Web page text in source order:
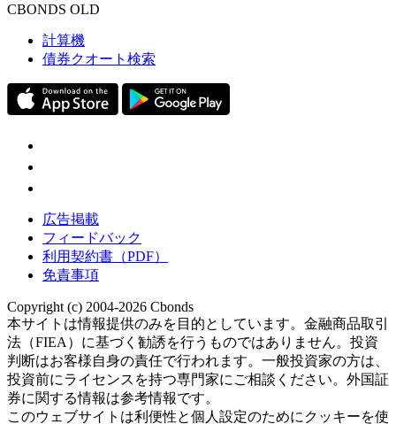
CBONDS OLD
計算機
債券クオート検索
広告掲載
フィードバック
利用契約書（PDF）
免責事項
Copyright (c) 2004-2026 Cbonds
本サイトは情報提供のみを目的としています。金融商品取引
法（FIEA）に基づく勧誘を行うものではありません。投資
判断はお客様自身の責任で行われます。一般投資家の方は、
投資前にライセンスを持つ専門家にご相談ください。外国証
券に関する情報は参考情報です。
このウェブサイトは利便性と個人設定のためにクッキーを使